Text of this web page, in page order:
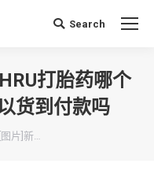
搜 Search
打胎药哪个
货到付款吗
[图片]新…